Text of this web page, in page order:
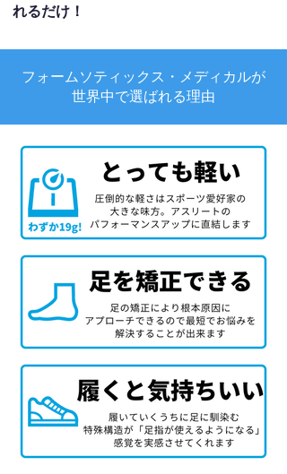
れるだけ！
フォームソティックス・メディカルが
世界中で選ばれる理由